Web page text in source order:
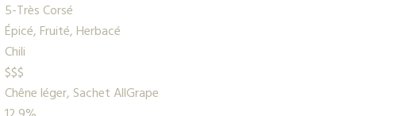
5-Très Corsé
Épicé, Fruité, Herbacé
Chili
$$$
Chêne léger, Sachet AllGrape